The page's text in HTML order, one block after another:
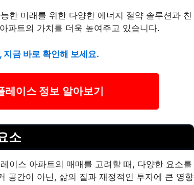
한 미래를 위한 다양한 에너지 절약 솔루션과 친
파트의 가치를 더욱 높여주고 있습니다.
금 바로 확인해 보세요.
이스 정보 알아보기
소
이스 아파트의 매매를 고려할 때, 다양한 요소를
공간이 아닌, 삶의 질과 재정적인 투자에 큰 영향